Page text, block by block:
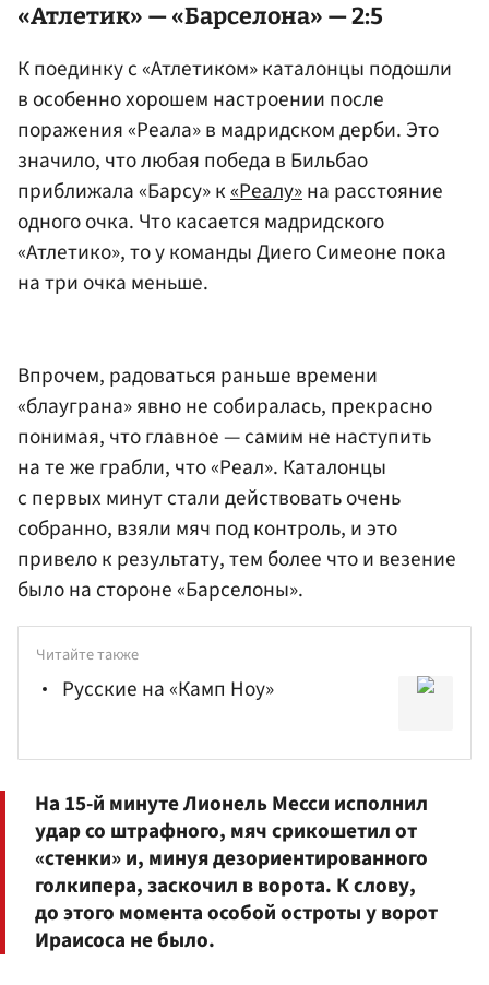
«Атлетик» — «Барселона» — 2:5
К поединку с «Атлетиком» каталонцы подошли
в особенно хорошем настроении после
поражения «Реала» в мадридском дерби. Это
значило, что любая победа в Бильбао
приближала «Барсу» к«Реалу»на расстояние
одного очка. Что касается мадридского
«Атлетико», то у команды Диего Симеоне пока
на три очка меньше.
Впрочем, радоваться раньше времени
«блауграна» явно не собиралась, прекрасно
понимая, что главное — самим не наступить
на те же грабли, что «Реал». Каталонцы
с первых минут стали действовать очень
собранно, взяли мяч под контроль, и это
привело к результату, тем более что и везение
было на стороне «Барселоны».
Читайте также
Русские на «Камп Ноу»
На 15-й минуте Лионель Месси исполнил
удар со штрафного, мяч срикошетил от
«стенки» и, минуя дезориентированного
голкипера, заскочил в ворота. К слову,
до этого момента особой остроты у ворот
Ираисоса не было.